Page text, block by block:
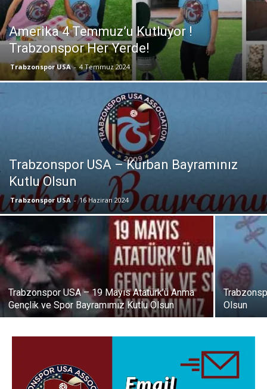
Amerika 4 Temmuz’u Kutluyor !
Trabzonspor Her Yerde!
Trabzonspor USA - 4 Temmuz 2024
Trabzonspor USA – Kurban Bayramınız
Kutlu Olsun
Trabzonspor USA - 16 Haziran 2024
Trabzonspor USA – 19 Mayıs Atatürk’ü Anma
Gençlik ve Spor Bayramımız Kutlu Olsun
Olsun